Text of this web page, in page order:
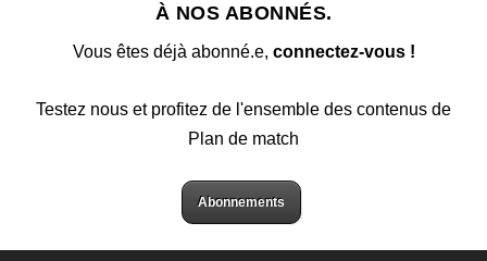
À NOS ABONNÉS.
Vous êtes déjà abonné.e, connectez-vous !
Testez nous et profitez de l'ensemble des contenus de
Plan de match
Abonnements